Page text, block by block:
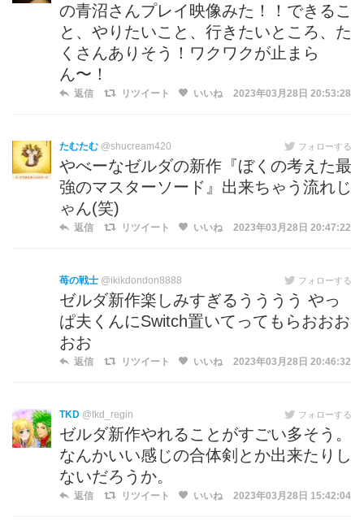
の青沼さんプレイ映像みた！！できるこ
と、やりたいこと、行きたいところ、た
くさんありそう！ワクワクが止まら
ん〜！
返信 リツイート いいね 2023年03月28日 20:53:28
たむたむ @shucream420 フォローする
やべーなゼルダの新作『ぼくの考えた最
強のマスターソード』出来ちゃう流れじ
ゃん(笑)
返信 リツイート いいね 2023年03月28日 20:47:22
苺の戦士 @ikikdondon8888 フォローする
ゼルダ新作楽しみすぎるうううう やっ
ぱ夫くんにSwitch置いてってもらおおお
おお
返信 リツイート いいね 2023年03月28日 20:46:32
TKD @tkd_regin フォローする
ゼルダ新作やれることがすごい多そう。
なんかいい感じの合体剣とか出来たりし
ないだろうか。
返信 リツイート いいね 2023年03月28日 15:42:04